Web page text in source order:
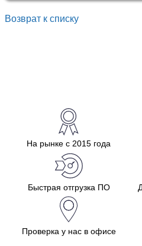
Возврат к списку
На рынке с 2015 года
Быстрая отгрузка ПО
Проверка у нас в офисе